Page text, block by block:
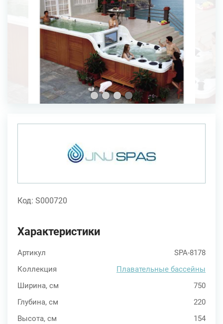
Код: S000720
Характеристики
Артикул
SPA-8178
Коллекция
Плавательные бассейны
Ширина, см
750
Глубина, см
220
Высота, см
154